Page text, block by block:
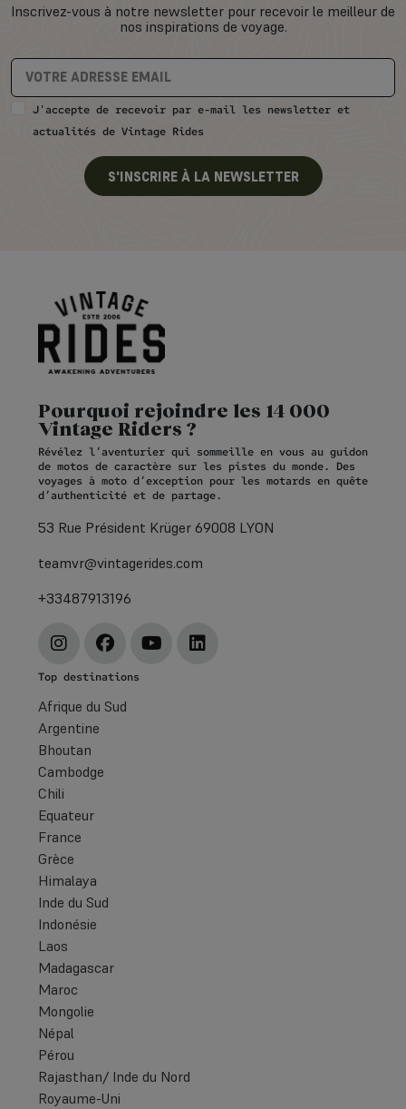
Inscrivez-vous à notre newsletter pour recevoir le meilleur de
nos inspirations de voyage.
J'accepte de recevoir par e-mail les newsletter et
actualités de Vintage Rides
S'INSCRIRE À LA NEWSLETTER
Pourquoi rejoindre les 14 000
Vintage Riders ?
Révélez l’aventurier qui sommeille en vous au guidon
de motos de caractère sur les pistes du monde. Des
voyages à moto d’exception pour les motards en quête
d’authenticité et de partage.
53 Rue Président Krüger 69008 LYON
teamvr@vintagerides.com
+33487913196
Top destinations
Afrique du Sud
Argentine
Bhoutan
Cambodge
Chili
Equateur
France
Grèce
Himalaya
Inde du Sud
Indonésie
Laos
Madagascar
Maroc
Mongolie
Népal
Pérou
Rajasthan/ Inde du Nord
Royaume-Uni